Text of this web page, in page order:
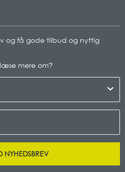
og få gode tilbud og nyttig
mere om?
NYHEDSBREV